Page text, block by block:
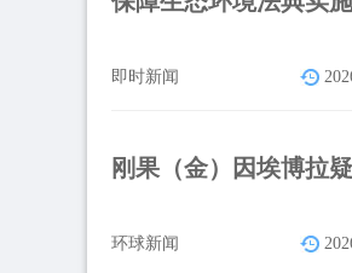
即时新闻
刚果（金）因埃博拉
环球新闻